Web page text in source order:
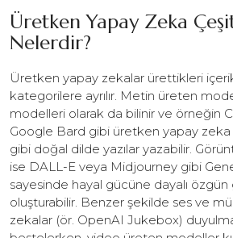
Üretken Yapay Zeka
Nelerdir?
Üretken yapay zekalar ürettikleri
kategorilere ayrılır. Metin üreten
modelleri olarak da bilinir ve örneğin
Google Bard gibi üretken yapay zeka
gibi doğal dilde yazılar yazabilir.
ise DALL-E veya Midjourney gibi
sayesinde hayal gücüne dayalı özgün
oluşturabilir. Benzer şekilde ses ve
zekalar (ör. OpenAI Jukebox)